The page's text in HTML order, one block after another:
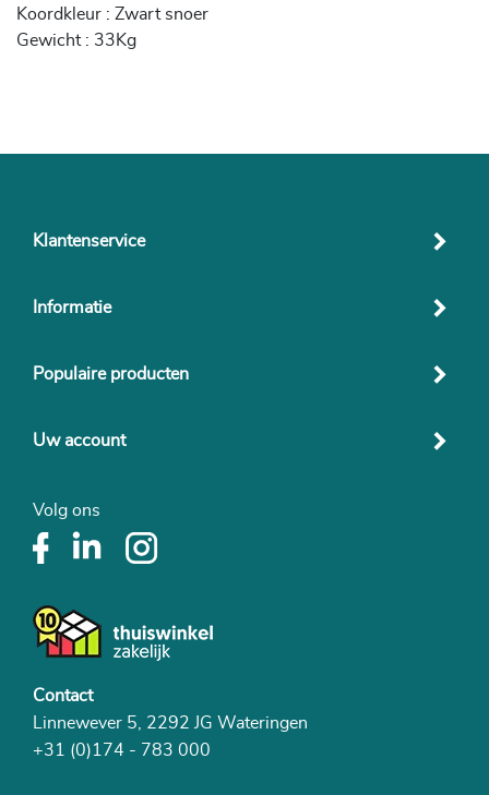
Koordkleur : Zwart snoer
Gewicht : 33Kg
Klantenservice
Informatie
Populaire producten
Uw account
Volg ons
Contact
Linnewever 5, 2292 JG Wateringen
+31 (0)174 - 783 000